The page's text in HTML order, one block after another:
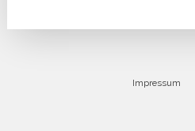
Impressum